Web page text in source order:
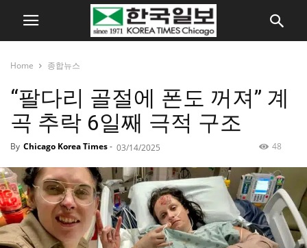
Home 종합뉴스
“팔다리 골절에 폰도 꺼져” 계
곡 추락 6일째 극적 구조
By Chicago Korea Times- 03/14/2025 48